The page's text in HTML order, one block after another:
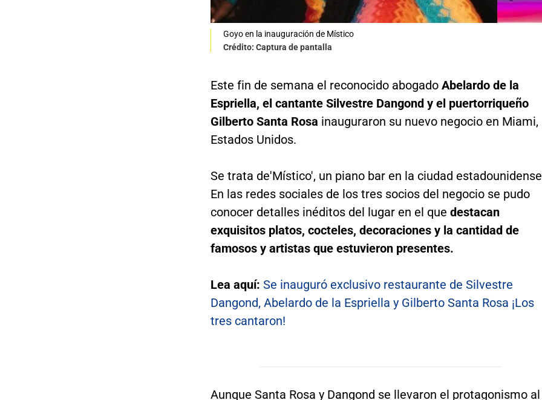
Goyo en la inauguración de Místico
Crédito: Captura de pantalla
Este fin de semana el reconocido abogado Abelardo de la
Espriella, el cantante Silvestre Dangond y el puertorriqueño
Gilberto Santa Rosa inauguraron su nuevo negocio en Miami,
Estados Unidos.
Se trata de'Místico', un piano bar en la ciudad
En las redes sociales de los tres socios del negocio se pudo
conocer detalles inéditos del lugar en el que destacan
exquisitos platos, cocteles, decoraciones y la cantidad de
famosos y artistas que estuvieron presentes.
Lea aquí: Se inauguró exclusivo restaurante de Silvestre
Dangond, Abelardo de la Espriella y Gilberto Santa Rosa ¡Los
tres cantaron!
Aunque Santa Rosa y Dangond se llevaron el protagonismo al